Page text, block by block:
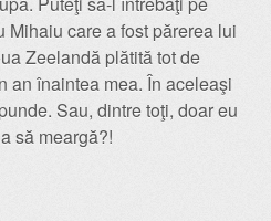
Mihaiu care a fost părerea lui
Zeelandă plătită tot de
an înaintea mea. În aceleaşi
Sau, dintre toţi, doar eu
să meargă?!